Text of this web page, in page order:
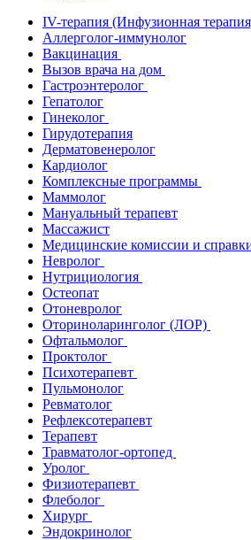
IV-терапия (Инфузионная
Аллерголог-иммунолог
Вакцинация
Вызов врача на дом
Гастроэнтеролог
Гепатолог
Гинеколог
Гирудотерапия
Дерматовенеролог
Кардиолог
Комплексные программы
Маммолог
Мануальный терапевт
Массажист
Медицинские комиссии и
Невролог
Нутрициология
Остеопат
Отоневролог
Оториноларинголог (ЛОР)
Офтальмолог
Проктолог
Психотерапевт
Пульмонолог
Ревматолог
Рефлексотерапевт
Терапевт
Травматолог-ортопед
Уролог
Физиотерапевт
Флеболог
Хирург
Эндокринолог